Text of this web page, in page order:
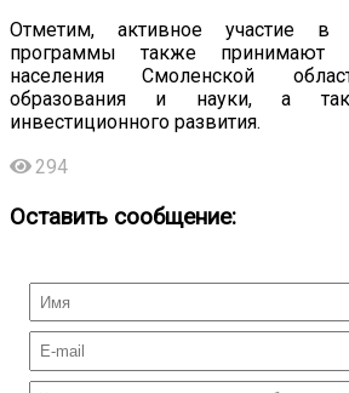
Отметим, активное участие в
программы также принимают
населения Смоленской
образования и науки, а
инвестиционного развития.
294
Оставить сообщение: